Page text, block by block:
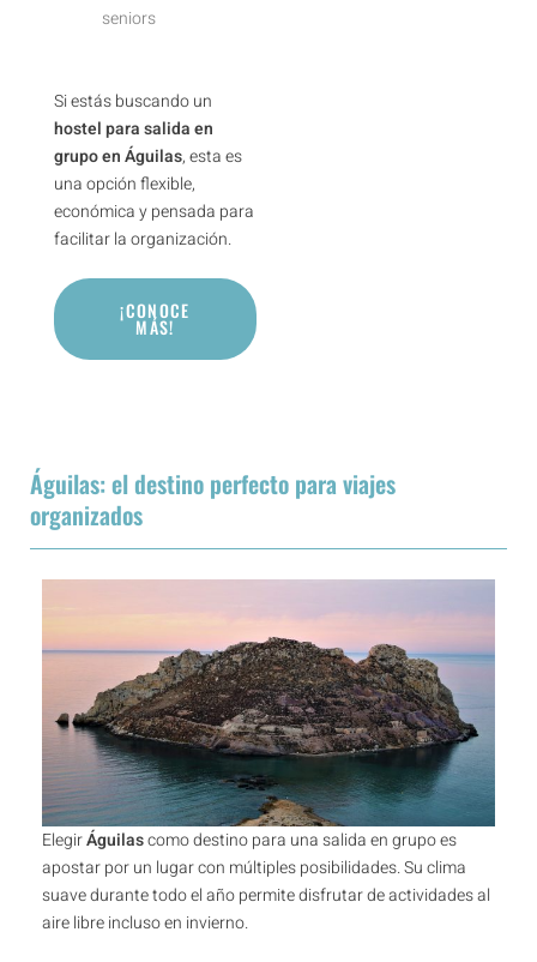
seniors
Si estás buscando un
hostel para salida en
grupo en Águilas, esta es
una opción flexible,
económica y pensada para
facilitar la organización.
¡CONOCE
MÁS!
Águilas: el destino perfecto para viajes
organizados
ElegirÁguilascomo destino para una salida en grupo es
apostar por un lugar con múltiples posibilidades. Su clima
suave durante todo el año permite disfrutar de actividades al
aire libre incluso en invierno.